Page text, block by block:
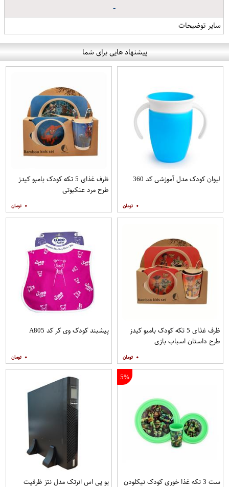
-
سایر توضیحات
پیشنهاد هایی برای شما
لیوان کودک مدل آموزشی کد 360
۰
ظرف غذای 5 تکه کودک بامبو کیدز
طرح مرد عنکبوتی
۰
ظرف غذای 5 تکه کودک بامبو کیدز
طرح داستان اسباب بازی
۰
پیشبند کودک وی کر کد A805
۰
5%
ست 3 تکه غذا خوری کودک نیکلودن یو پی اس انرتک مدل نتز ظرفیت